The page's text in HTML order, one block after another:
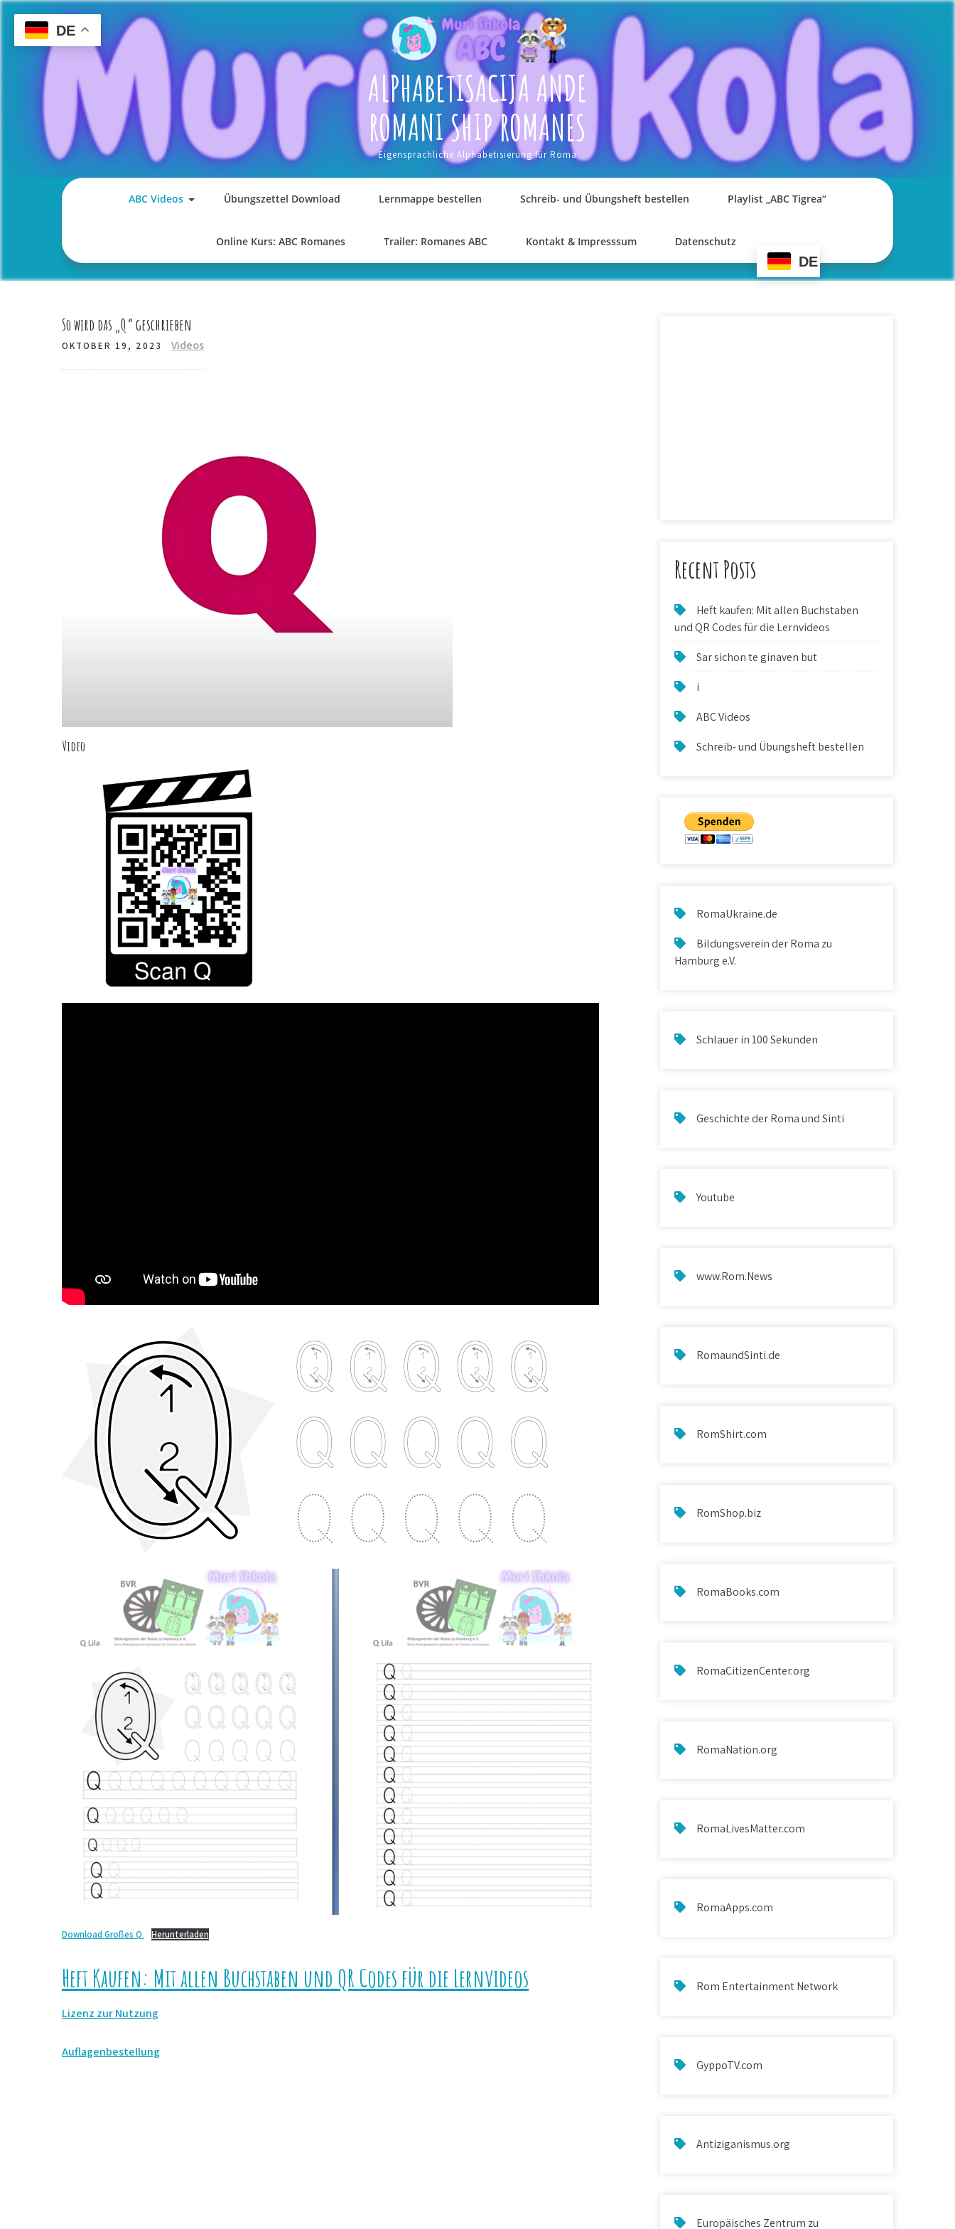
Skip
content
ALPHABETISACIJA ANDE
ROMANI SHIP ROMANES
Eigensprachliche Alphabetisierung für Roma
ABC Videos Übungszettel Download Lernmappe bestellen Schreib- und Übungsheft bestellen Playlist „ABC Tigrea“
Online Kurs: ABC Romanes Trailer: Romanes ABC Kontakt & Impresssum Datenschutz
DE
So wird das „Q“ geschrieben
OKTOBER 19, 2023 Videos
Video
Download Großes Q Herunterladen
Heft Kaufen: Mit allen Buchstaben und QR Codes für die Lernvideos
Lizenz zur Nutzung
Auflagenbestellung
Recent Posts
Heft kaufen: Mit allen Buchstaben
und QR Codes für die Lernvideos
Sar sichon te ginaven but
i
ABC Videos
Schreib- und Übungsheft bestellen
RomaUkraine.de
Bildungsverein der Roma zu
Hamburg e.V.
Schlauer in 100 Sekunden
Geschichte der Roma und Sinti
Youtube
www.Rom.News
RomaundSinti.de
RomShirt.com
RomShop.biz
RomaBooks.com
RomaCitizenCenter.org
RomaNation.org
RomaLivesMatter.com
RomaApps.com
Rom Entertainment Network
GyppoTV.com
Antiziganismus.org
Europäisches Zentrum zu
DE